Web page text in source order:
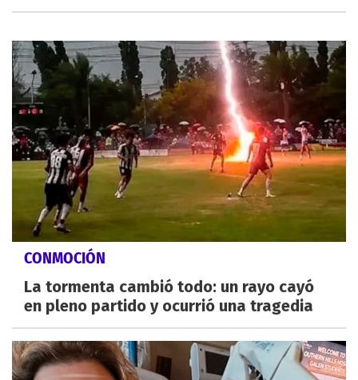
CONMOCIÓN
La tormenta cambió todo: un rayo cayó
en pleno partido y ocurrió una tragedia